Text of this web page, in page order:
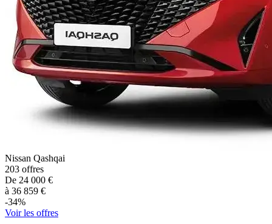
Nissan Qashqai
203 offres
De 24 000 €
à 36 859 €
-34%
Voir les offres